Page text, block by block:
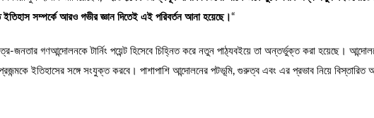
ইতিহাস সম্পর্কে আরও গভীর জ্ঞান দিতেই এই পরিবর্তন আনা হয়েছে।“
জনতার গণআন্দোলনকে টার্নিং পয়েন্ট হিসেবে চিহ্নিত করে নতুন পাঠ্যবইয়ে তা অন্তর্ভুক্ত করা হয়েছে।
ইতিহাসের সঙ্গে সংযুক্ত করবে। পাশাপাশি আন্দোলনের পটভূমি, গুরুত্ব এবং এর প্রভাব নিয়ে বিস্তারিত